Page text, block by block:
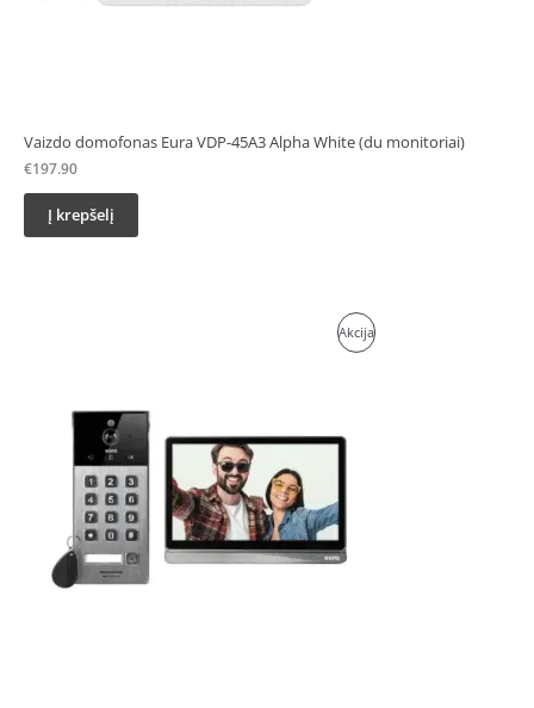
Vaizdo domofonas Eura VDP-45A3 Alpha White (du monitoriai)
€197.90
Į krepšelį
AkcijaProduktas